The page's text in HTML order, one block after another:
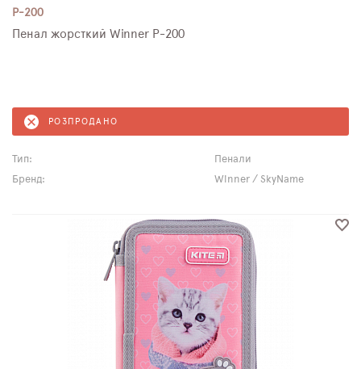
P-200
Пенал жорсткий Winner P-200
РОЗПРОДАНО
Тип:
Пенали
Бренд:
Winner / SkyName